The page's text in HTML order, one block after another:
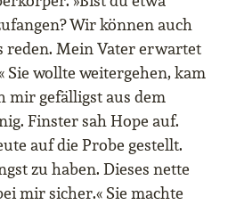
Wir können auch
reden. Mein Vater erwartet
wollte weitergehen, kam
mir gefälligst aus dem
Finster sah Hope auf.
auf die Probe gestellt.
zu haben. Dieses nette
mir sicher.« Sie machte